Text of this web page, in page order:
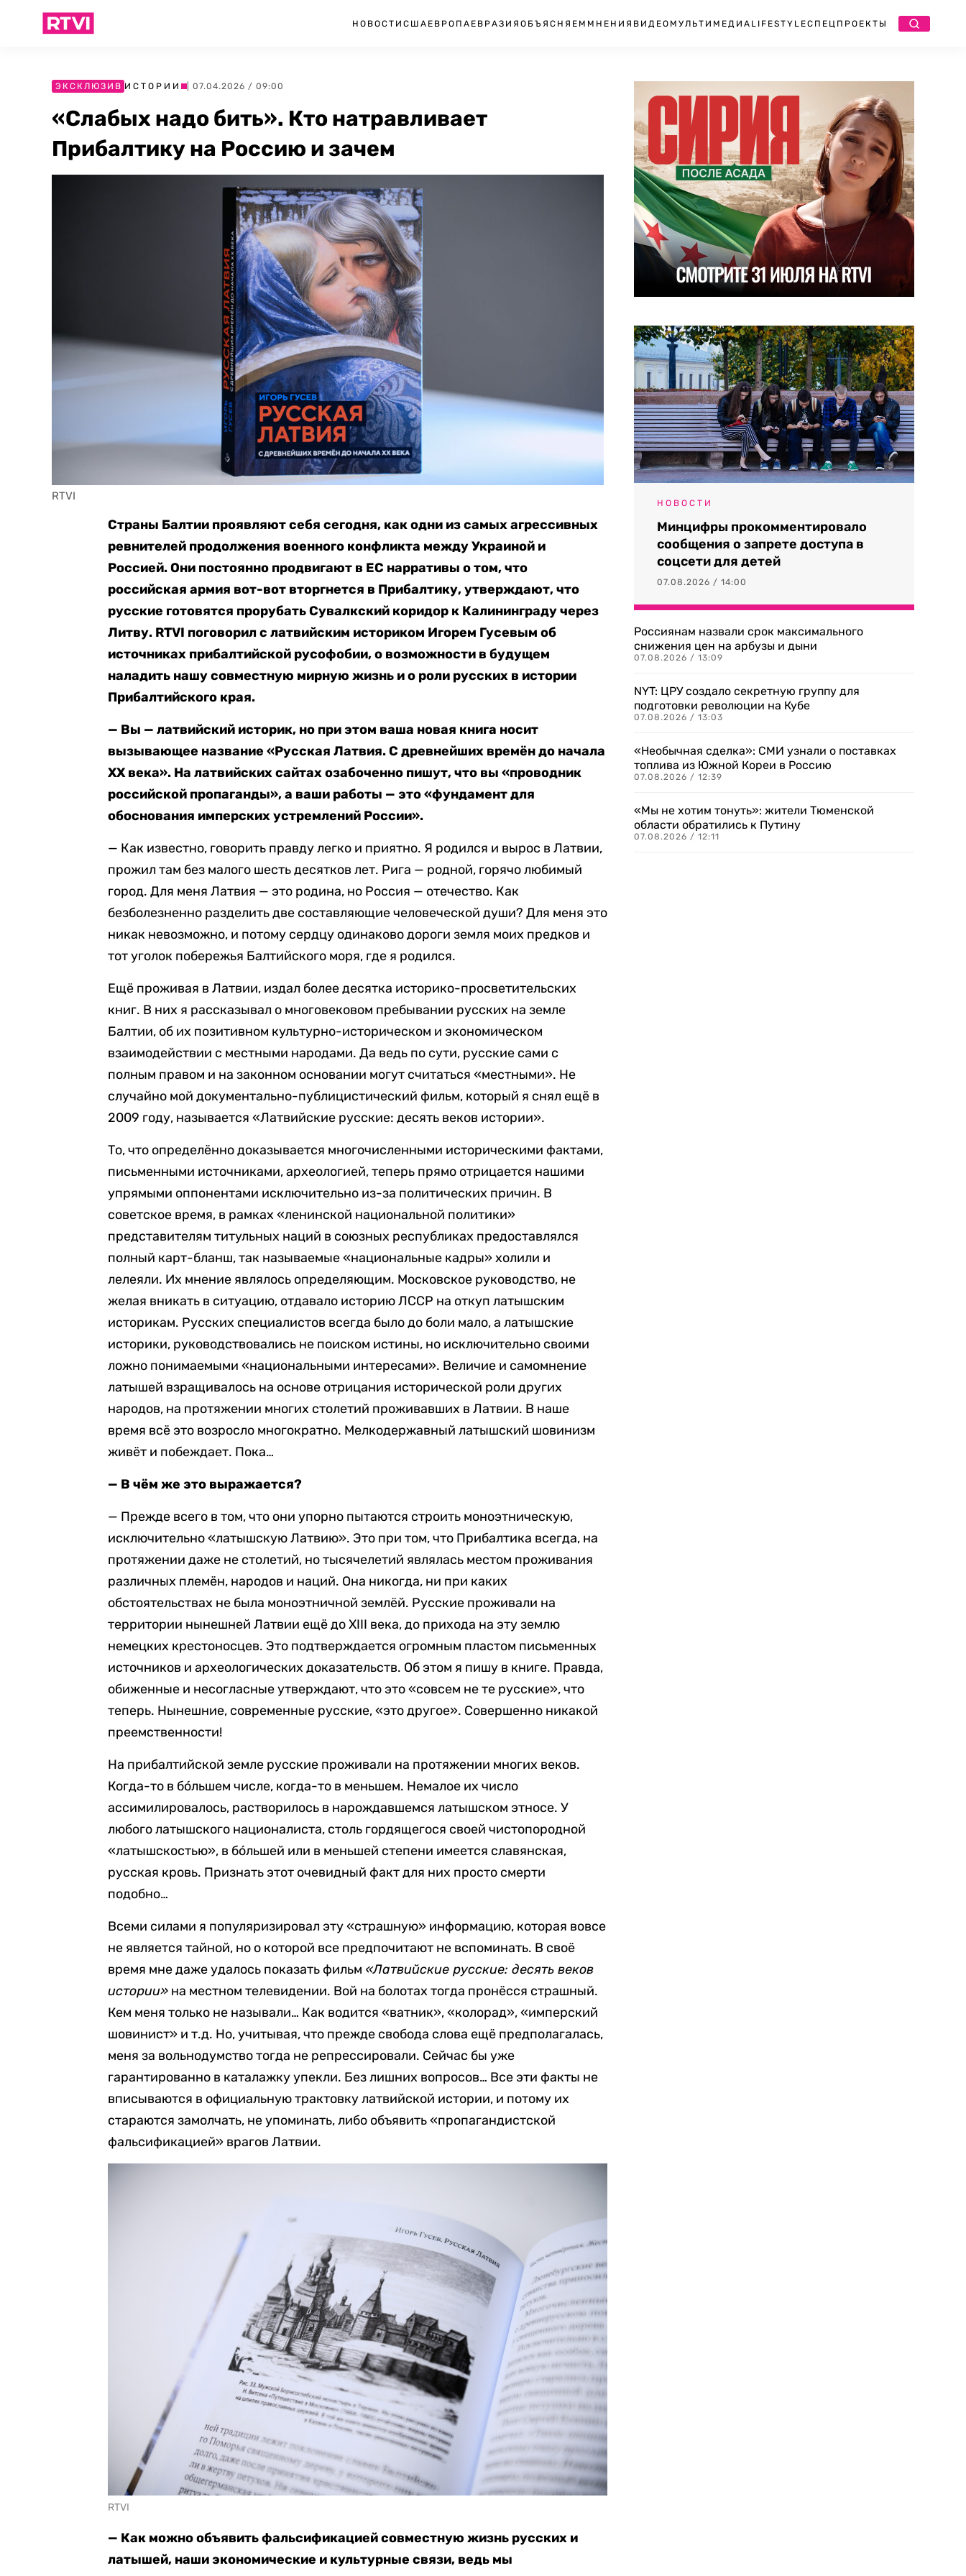
НОВОСТИ США ЕВРОПА ЕВРАЗИЯ ОБЪЯСНЯЕМ МНЕНИЯ ВИДЕО МУЛЬТИМЕДИА LIFESTYLEСПЕЦПРОЕКТЫ
ЭКСКЛЮЗИВ ИСТОРИИ | 07.04.2026 / 09:00
«Слабых надо бить». Кто натравливает
Прибалтику на Россию и зачем
RTVI
Страны Балтии проявляют себя сегодня, как одни из самых агрессивных
ревнителей продолжения военного конфликта между Украиной и
Россией. Они постоянно продвигают в ЕС нарративы о том, что
российская армия вот-вот вторгнется в Прибалтику, утверждают, что
русские готовятся прорубать Сувалкский коридор к Калининграду через
Литву. RTVI поговорил с латвийским историком Игорем Гусевым об
источниках прибалтийской русофобии, о возможности в будущем
наладить нашу совместную мирную жизнь и о роли русских в истории
Прибалтийского края.
— Вы — латвийский историк, но при этом ваша новая книга носит
вызывающее название «Русская Латвия. С древнейших времён до начала
XX века». На латвийских сайтах озабоченно пишут, что вы «проводник
российской пропаганды», а ваши работы — это «фундамент для
обоснования имперских устремлений России».
— Как известно, говорить правду легко и приятно. Я родился и вырос в Латвии,
прожил там без малого шесть десятков лет. Рига — родной, горячо любимый
город. Для меня Латвия — это родина, но Россия — отечество. Как
безболезненно разделить две составляющие человеческой души? Для меня это
никак невозможно, и потому сердцу одинаково дороги земля моих предков и
тот уголок побережья Балтийского моря, где я родился.
Ещё проживая в Латвии, издал более десятка историко-просветительских
книг. В них я рассказывал о многовековом пребывании русских на земле
Балтии, об их позитивном культурно-историческом и экономическом
взаимодействии с местными народами. Да ведь по сути, русские сами с
полным правом и на законном основании могут считаться «местными». Не
случайно мой документально-публицистический фильм, который я снял ещё в
2009 году, называется «Латвийские русские: десять веков истории».
То, что определённо доказывается многочисленными историческими фактами,
письменными источниками, археологией, теперь прямо отрицается нашими
упрямыми оппонентами исключительно из-за политических причин. В
советское время, в рамках «ленинской национальной политики»
представителям титульных наций в союзных республиках предоставлялся
полный карт-бланш, так называемые «национальные кадры» холили и
лелеяли. Их мнение являлось определяющим. Московское руководство, не
желая вникать в ситуацию, отдавало историю ЛССР на откуп латышским
историкам. Русских специалистов всегда было до боли мало, а латышские
историки, руководствовались не поиском истины, но исключительно своими
ложно понимаемыми «национальными интересами». Величие и самомнение
латышей взращивалось на основе отрицания исторической роли других
народов, на протяжении многих столетий проживавших в Латвии. В наше
время всё это возросло многократно. Мелкодержавный латышский шовинизм
живёт и побеждает. Пока…
— В чём же это выражается?
— Прежде всего в том, что они упорно пытаются строить моноэтническую,
исключительно «латышскую Латвию». Это при том, что Прибалтика всегда, на
протяжении даже не столетий, но тысячелетий являлась местом проживания
различных племён, народов и наций. Она никогда, ни при каких
обстоятельствах не была моноэтничной землёй. Русские проживали на
территории нынешней Латвии ещё до XIII века, до прихода на эту землю
немецких крестоносцев. Это подтверждается огромным пластом письменных
источников и археологических доказательств. Об этом я пишу в книге. Правда,
обиженные и несогласные утверждают, что это «совсем не те русские», что
теперь. Нынешние, современные русские, «это другое». Совершенно никакой
преемственности!
На прибалтийской земле русские проживали на протяжении многих веков.
Когда-то в бóльшем числе, когда-то в меньшем. Немалое их число
ассимилировалось, растворилось в нарождавшемся латышском этносе. У
любого латышского националиста, столь гордящегося своей чистопородной
«латышскостью», в бóльшей или в меньшей степени имеется славянская,
русская кровь. Признать этот очевидный факт для них просто смерти
подобно…
Всеми силами я популяризировал эту «страшную» информацию, которая вовсе
не является тайной, но о которой все предпочитают не вспоминать. В своё
время мне даже удалось показать фильм «Латвийские русские: десять веков
истории» на местном телевидении. Вой на болотах тогда пронёсся страшный.
Кем меня только не называли… Как водится «ватник», «колорад», «имперский
шовинист» и т.д. Но, учитывая, что прежде свобода слова ещё предполагалась,
меня за вольнодумство тогда не репрессировали. Сейчас бы уже
гарантированно в каталажку упекли. Без лишних вопросов… Все эти факты не
вписываются в официальную трактовку латвийской истории, и потому их
стараются замолчать, не упоминать, либо объявить «пропагандистской
фальсификацией» врагов Латвии.
RTVI
— Как можно объявить фальсификацией совместную жизнь русских и
латышей, наши экономические и культурные связи, ведь мы
НОВОСТИ
Минцифры прокомментировало
сообщения о запрете доступа в
соцсети для детей
07.08.2026 / 14:00
Россиянам назвали срок максимального
снижения цен на арбузы и дыни
07.08.2026 / 13:09
NYT: ЦРУ создало секретную группу для
подготовки революции на Кубе
07.08.2026 / 13:03
«Необычная сделка»: СМИ узнали о поставках
топлива из Южной Кореи в Россию
07.08.2026 / 12:39
«Мы не хотим тонуть»: жители Тюменской
области обратились к Путину
07.08.2026 / 12:11